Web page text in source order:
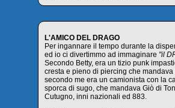
L'AMICO DEL DRAGO
Per ingannare il tempo durante la
ed io ci divertimmo ad immaginare "il
Secondo Betty, era un tizio punk
cresta e pieno di piercing che mandava
secondo me era un camionista con la
sporca di sugo, che mandava Giò di
Cutugno, inni nazionali ed 883.